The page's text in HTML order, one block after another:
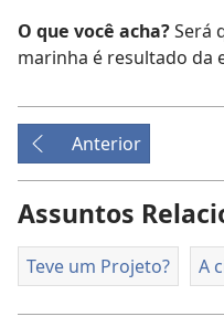
O que você acha?Será
marinha é resultado da
Anterior
Assuntos
Teve um Projeto? A